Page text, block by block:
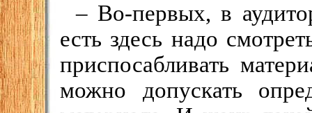
– Во-первых, в
есть здесь надо
приспосабливать
можно допускать